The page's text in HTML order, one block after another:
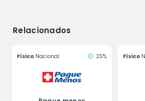
Relacionados
Físico Nacional 25% Físico